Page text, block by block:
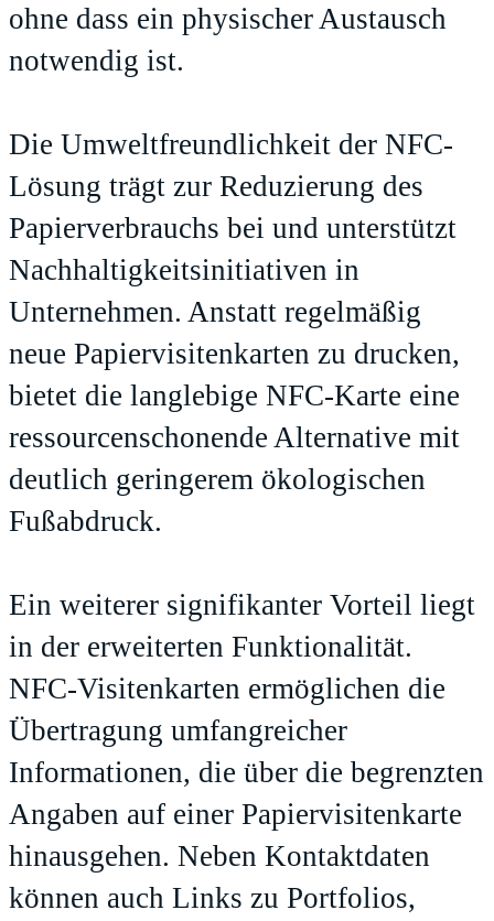
ohne dass ein physischer Austausch
notwendig ist.
Die Umweltfreundlichkeit der NFC-
Lösung trägt zur Reduzierung des
Papierverbrauchs bei und unterstützt
Nachhaltigkeitsinitiativen in
Unternehmen. Anstatt regelmäßig
neue Papiervisitenkarten zu drucken,
bietet die langlebige NFC-Karte eine
ressourcenschonende Alternative mit
deutlich geringerem ökologischen
Fußabdruck.
Ein weiterer signifikanter Vorteil liegt
in der erweiterten Funktionalität.
NFC-Visitenkarten ermöglichen die
Übertragung umfangreicher
Informationen, die über die begrenzten
Angaben auf einer Papiervisitenkarte
hinausgehen. Neben Kontaktdaten
können auch Links zu Portfolios,